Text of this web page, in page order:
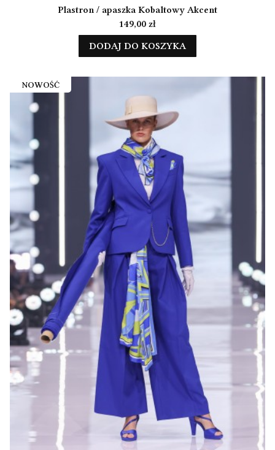
Plastron / apaszka Kobaltowy Akcent
Cena
149,00 zł
DODAJ DO KOSZYKA
NOWOŚĆ